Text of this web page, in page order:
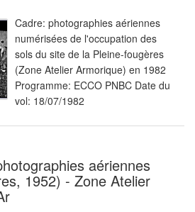
Cadre: photographies aériennes
numérisées de l'occupation des
sols du site de la Pleine-fougères
(Zone Atelier Armorique) en 1982
Programme: ECCO PNBC Date du
vol: 18/07/1982
aériennes
1952) - Zone Atelier